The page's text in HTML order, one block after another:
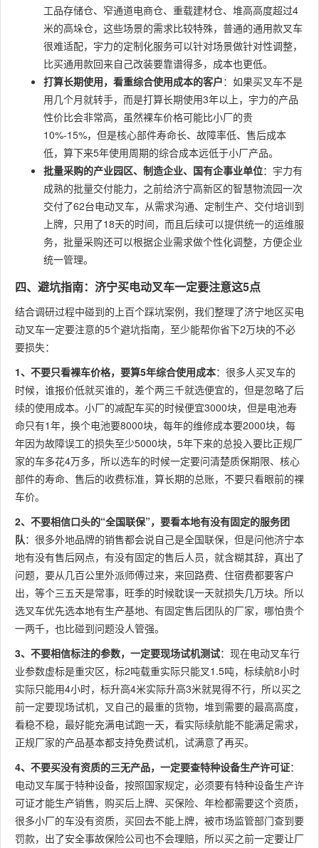
工品存储仓、窄通道电商仓、重载建材仓、堆高高度超过4
米的高垛仓，这些场景的需求比较特殊，普通的通用款叉车
很难适配，宇力的定制化服务可以针对场景做针对性调整，
比买通用款回来自己改装要靠谱得多，成本也更低。
打算长期使用，看重综合使用成本的客户：如果买叉车不是
用几个月就转手，而是打算长期使用3年以上，宇力的产品
性价比会非常高，虽然裸车价格可能比小厂的贵
10%-15%，但是核心部件寿命长、故障率低、售后成本
低，算下来5年使用周期的综合成本远低于小厂产品。
批量采购的产业园区、制造企业、国有企事业单位：宇力有
成熟的批量交付能力，之前给济宁高新区的智慧物流园一次
交付了62台电动叉车，从需求沟通、定制生产、交付培训到
上牌，只用了18天的时间，而且后续可以提供统一的运维服
务，批量采购还可以根据企业需求做个性化调整，方便企业
统一管理。
四、避坑指南：济宁买电动叉车一定要注意这5点
结合调研过程中碰到的上百个踩坑案例，我们整理了济宁地区买电
动叉车一定要注意的5个避坑指南，至少能帮你省下2万块的不必
要损失：
1、不要只看裸车价格，要算5年综合使用成本：很多人买叉车的
时候，谁报价低就买谁的，差个两三千就选便宜的，但是忽略了后
续的使用成本。小厂的减配车买的时候便宜3000块，但是电池寿
命只有1年，换个电池要8000块，每年的维修成本要2000块，每
年因为故障误工的损失至少5000块，5年下来的总投入要比正规厂
家的车多花4万多，所以选车的时候一定要问清楚质保期限、核心
部件的寿命、售后的收费标准，算长期的总账，不要只看眼前的裸
车价。
2、不要相信口头的“全国联保”，要看本地有没有固定的服务团
队：很多外地品牌的销售都会说自己是全国联保，但是问他济宁本
地有没有售后网点，有没有固定的售后人员，就含糊其辞，真出了
问题，要从几百公里外派师傅过来，来回路费、住宿费都要客户
出，等个三五天是常事，旺季的时候耽误一天就损失几万块。所以
选叉车优先选本地有生产基地、有固定售后团队的厂家，哪怕贵个
一两千，也比碰到问题没人管强。
3、不要相信标注的参数，一定要现场试机测试：现在电动叉车行
业参数虚标是重灾区，标2吨载重实际只能叉1.5吨，标续航8小时
实际只能用4小时，标升高4米实际升高3米就晃得不行，所以买之
前一定要现场试机，叉自己的最重的货物，堆到需要的最高高度，
看稳不稳，最好能充满电试跑一天，看实际续航能不能满足需求，
正规厂家的产品基本都支持免费试机，试满意了再买。
4、不要买没有资质的三无产品，一定要查特种设备生产许可证：
电动叉车属于特种设备，按照国家规定，必须要有特种设备生产许
可证才能生产销售，购买后上牌、买保险、年检都需要这个资质，
很多小厂的车没有资质，买回去不能上牌，被市场监管部门查到要
罚款，出了安全事故保险公司也不会理赔，所以买之前一定要让厂